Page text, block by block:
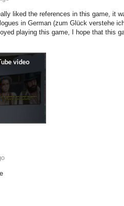
liked the references in this game, it
in German (zum Glück verstehe
playing this game, I hope that this